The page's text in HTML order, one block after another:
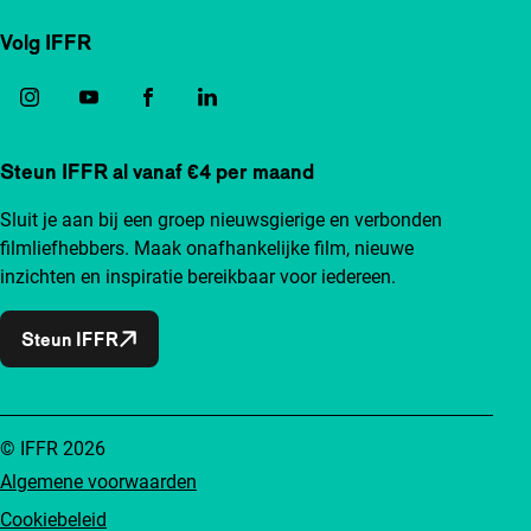
Volg IFFR
Steun IFFR al vanaf €4 per maand
Sluit je aan bij een groep nieuwsgierige en verbonden
filmliefhebbers. Maak onafhankelijke film, nieuwe
inzichten en inspiratie bereikbaar voor iedereen.
Steun IFFR
Algemene voorwaarden
Cookiebeleid
© IFFR 2026